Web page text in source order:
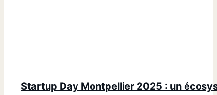
Startup Day Montpellier 2025 : un